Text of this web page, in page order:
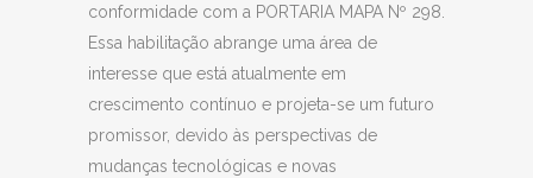
conformidade com a PORTARIA MAPA Nº 298.
Essa habilitação abrange uma área de
interesse que está atualmente em
crescimento contínuo e projeta-se um futuro
promissor, devido às perspectivas de
mudanças tecnológicas e novas